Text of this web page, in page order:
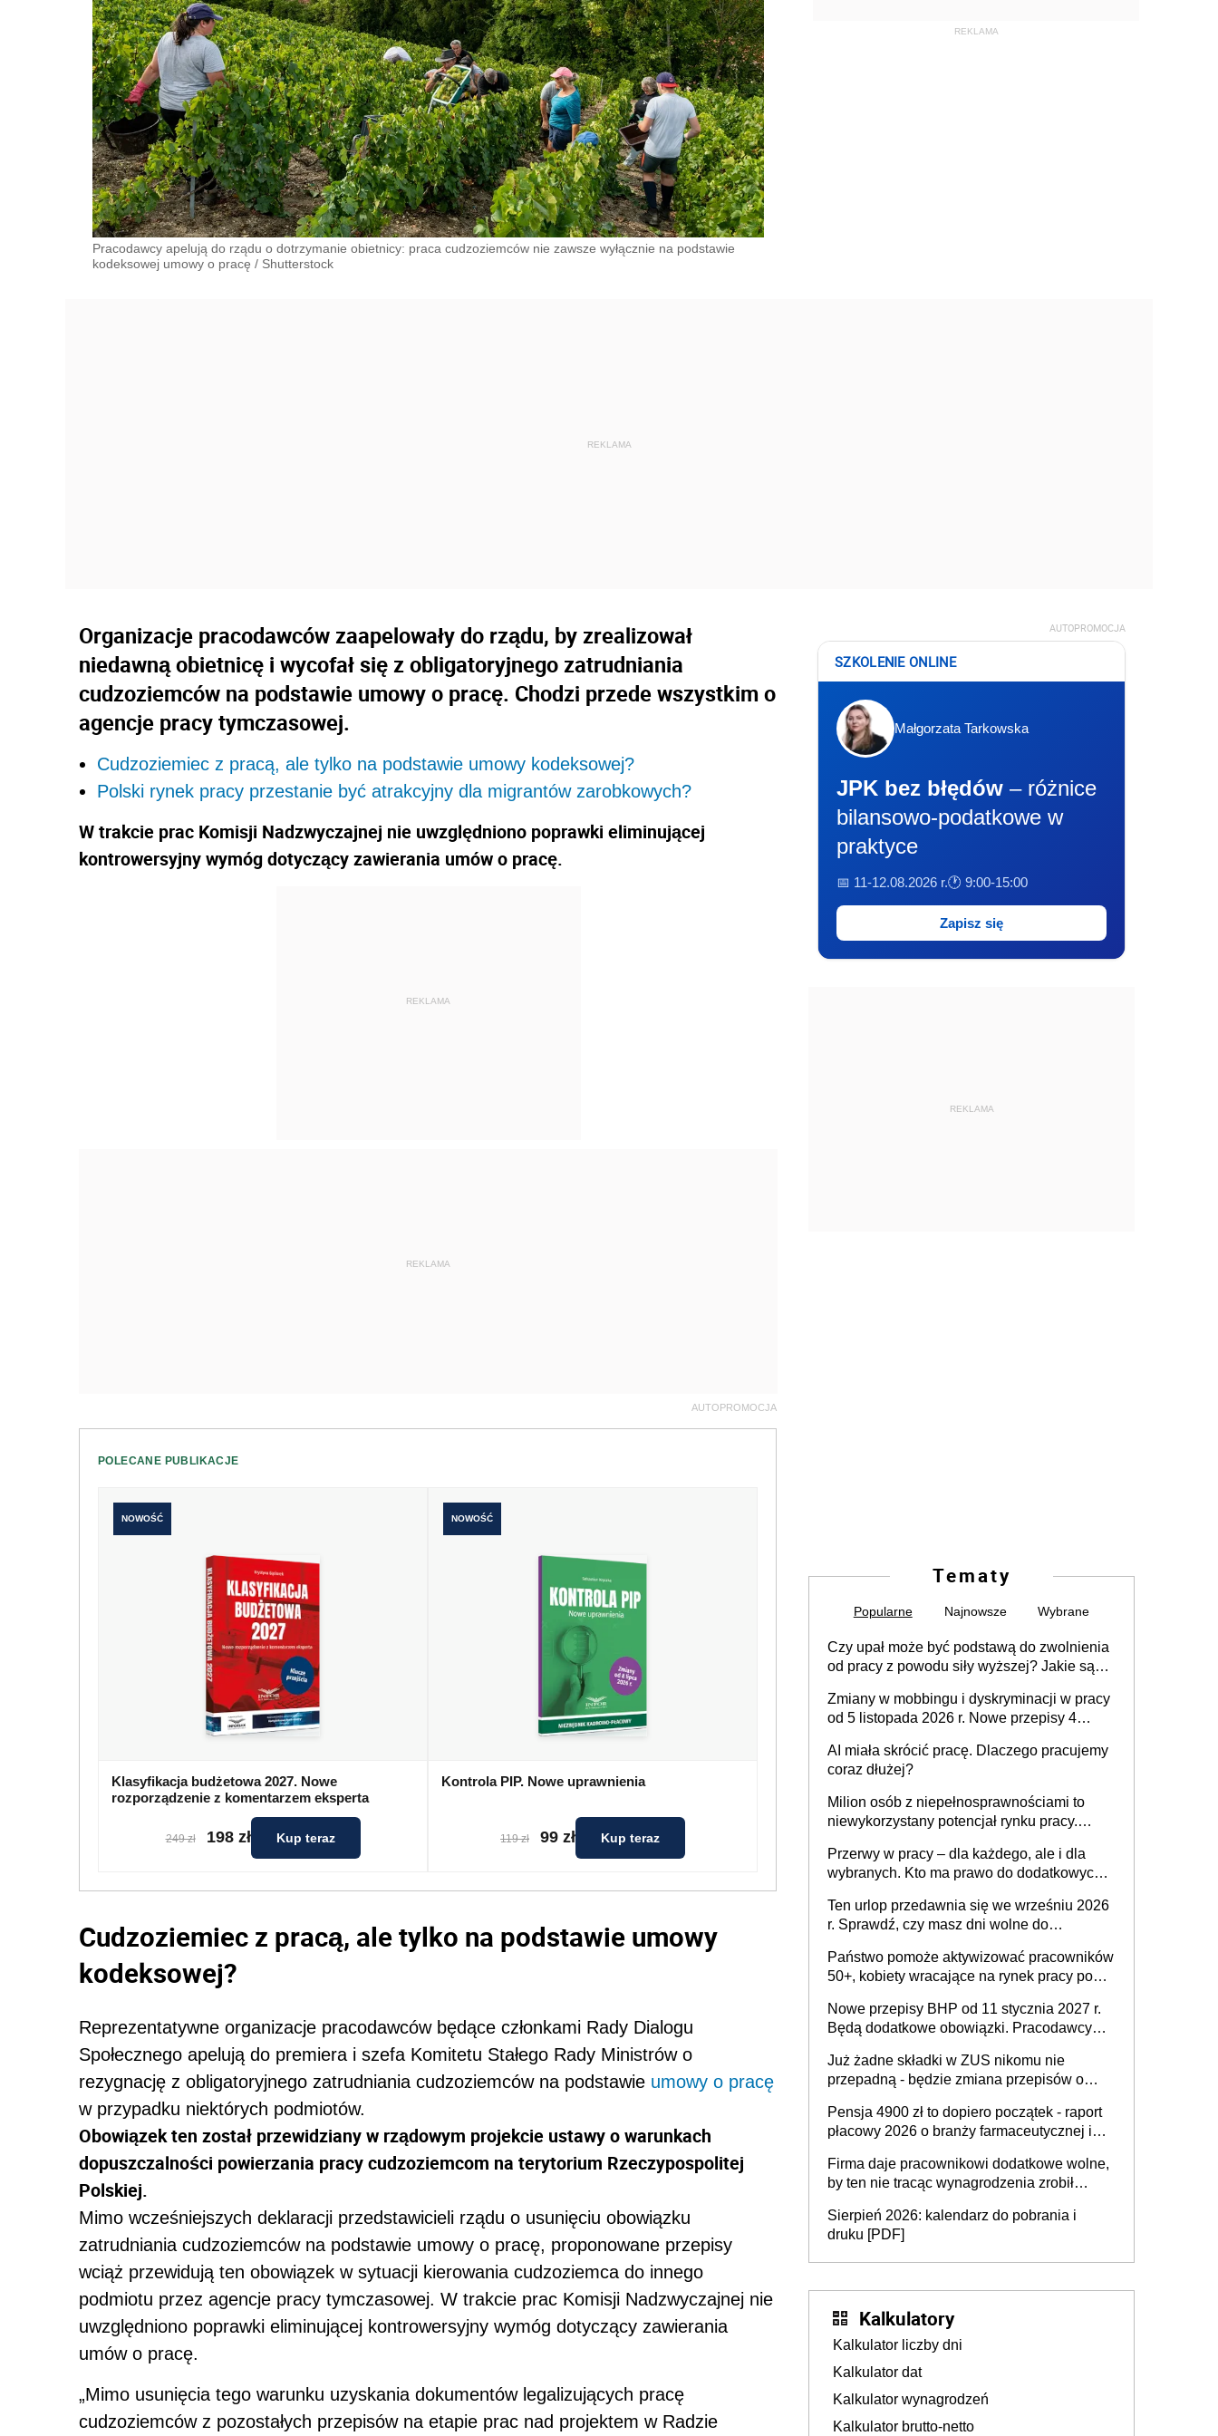
Pracodawcy apelują do rządu o dotrzymanie obietnicy: praca cudzoziemców nie zawsze wyłącznie na podstawie
kodeksowej umowy o pracę / Shutterstock
Organizacje pracodawców zaapelowały do rządu, by zrealizował
niedawną obietnicę i wycofał się z obligatoryjnego zatrudniania
cudzoziemców na podstawie umowy o pracę. Chodzi przede wszystkim o
agencje pracy tymczasowej.
Cudzoziemiec z pracą, ale tylko na podstawie umowy kodeksowej?
Polski rynek pracy przestanie być atrakcyjny dla migrantów zarobkowych?
W trakcie prac Komisji Nadzwyczajnej nie uwzględniono poprawki eliminującej
kontrowersyjny wymóg dotyczący zawierania umów o pracę.
REKLAMA
REKLAMA
AUTOPROMOCJA
POLECANE PUBLIKACJE
NOWOŚĆ
Klasyfikacja budżetowa 2027. Nowe
rozporządzenie z komentarzem eksperta
249 zł 198 zł Kup teraz
NOWOŚĆ
Kontrola PIP. Nowe uprawnienia
119 zł 99 zł Kup teraz
Cudzoziemiec z pracą, ale tylko na podstawie umowy
kodeksowej?
Reprezentatywne organizacje pracodawców będące członkami Rady Dialogu
Społecznego apelują do premiera i szefa Komitetu Stałego Rady Ministrów o
rezygnację z obligatoryjnego zatrudniania cudzoziemców na podstawie umowy o pracę
w przypadku niektórych podmiotów.
Obowiązek ten został przewidziany w rządowym projekcie ustawy o warunkach
dopuszczalności powierzania pracy cudzoziemcom na terytorium Rzeczypospolitej
Polskiej.
Mimo wcześniejszych deklaracji przedstawicieli rządu o usunięciu obowiązku
zatrudniania cudzoziemców na podstawie umowy o pracę, proponowane przepisy
wciąż przewidują ten obowiązek w sytuacji kierowania cudzoziemca do innego
podmiotu przez agencje pracy tymczasowej. W trakcie prac Komisji Nadzwyczajnej nie
uwzględniono poprawki eliminującej kontrowersyjny wymóg dotyczący zawierania
umów o pracę.
„Mimo usunięcia tego warunku uzyskania dokumentów legalizujących pracę
cudzoziemców z pozostałych przepisów na etapie prac nad projektem w Radzie
AUTOPROMOCJA
SZKOLENIE ONLINE
Małgorzata Tarkowska
JPK bez błędów – różnice
bilansowo-podatkowe w
praktyce
📅 11-12.08.2026 r.🕐 9:00-15:00
Zapisz się
REKLAMA
Tematy
Popularne Najnowsze Wybrane
Czy upał może być podstawą do zwolnienia
od pracy z powodu siły wyższej? Jakie są
Zmiany w mobbingu i dyskryminacji w pracy
od 5 listopada 2026 r. Nowe przepisy 4
Ustaw
AI miała skrócić pracę. Dlaczego pracujemy
coraz dłużej?
Milion osób z niepełnosprawnościami to
niewykorzystany potencjał rynku pracy.
dofinansowań czy refundacji, ale bariery po
stronie systemu i świadomości
pracodawców [WYWIAD]
Przerwy w pracy – dla każdego, ale i dla
wybranych. Kto ma prawo do dodatkowych
Ten urlop przedawnia się we wrześniu 2026
r. Sprawdź, czy masz dni wolne do
Państwo pomoże aktywizować pracowników
50+, kobiety wracające na rynek pracy po
osoby neuroatypowe. Powstanie Fundusz
na rzecz Inkluzywności w Zatrudnianiu?
Nowe przepisy BHP od 11 stycznia 2027 r.
Będą dodatkowe obowiązki. Pracodawcy
Już żadne składki w ZUS nikomu nie
przepadną - będzie zmiana przepisów o
ubezpieczeniom społecznym
Pensja 4900 zł to dopiero początek - raport
płacowy 2026 o branży farmaceutycznej i
Firma daje pracownikowi dodatkowe wolne,
by ten nie tracąc wynagrodzenia zrobił
sprawdza
Sierpień 2026: kalendarz do pobrania i
druku [PDF]
Kalkulatory
Kalkulator liczby dni
Kalkulator dat
Kalkulator wynagrodzeń
Kalkulator brutto-netto